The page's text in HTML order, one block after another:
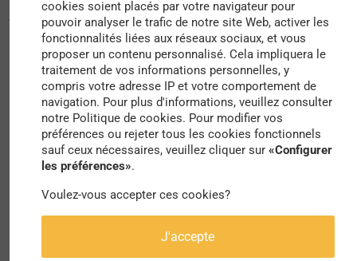
journée pleinement et activement dehors.
L’agence d’innovation urbaine Softwalks a elle
aussi vite compris la récurrence de nos moments
d’attente et propose tout un panel de mobiliers
qui viennent tous agrémenter nos périodes de
latence. Softwalks propose ainsi des chaises
transportables qui se clipsent facilement au gré
d’un échafaudage ou d’un poteau de
signalisation. L’agence va plus loin en proposant
aux passants de se réunir autour du « counter »:
cookies soient placés par votre navigateur pour
pouvoir analyser le trafic de notre site Web, activer les
fonctionnalités liées aux réseaux sociaux, et vous
proposer un contenu personnalisé. Cela impliquera le
traitement de vos informations personnelles, y
compris votre adresse IP et votre comportement de
navigation. Pour plus d'informations, veuillez consulter
notre Politique de cookies. Pour modifier vos
préférences ou rejeter tous les cookies fonctionnels
sauf ceux nécessaires, veuillez cliquer sur «Configurer
les préférences».
Voulez-vous accepter ces cookies?
J'accepte